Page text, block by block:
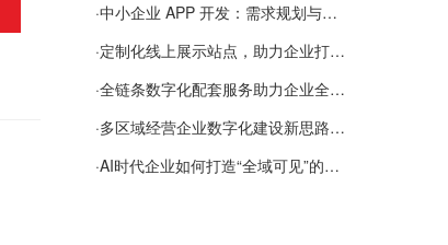
·中小企业 APP 开发：需求规划与项目落地避坑经验分享
·定制化线上展示站点，助力企业打通线上经营渠道
·全链条数字化配套服务助力企业全域线上经营
·多区域经营企业数字化建设新思路：多端载体与地域检索一体化落地思路分享
·AI时代企业如何打造“全域可见”的数字资产？梓彤超越给出新解法